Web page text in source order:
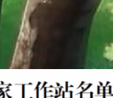
更多>